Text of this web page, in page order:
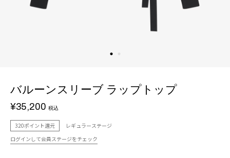
バルーンスリーブ ラップトップ
¥35,200 税込
320ポイント還元
レギュラーステージ
ログインして会員ステージをチェック